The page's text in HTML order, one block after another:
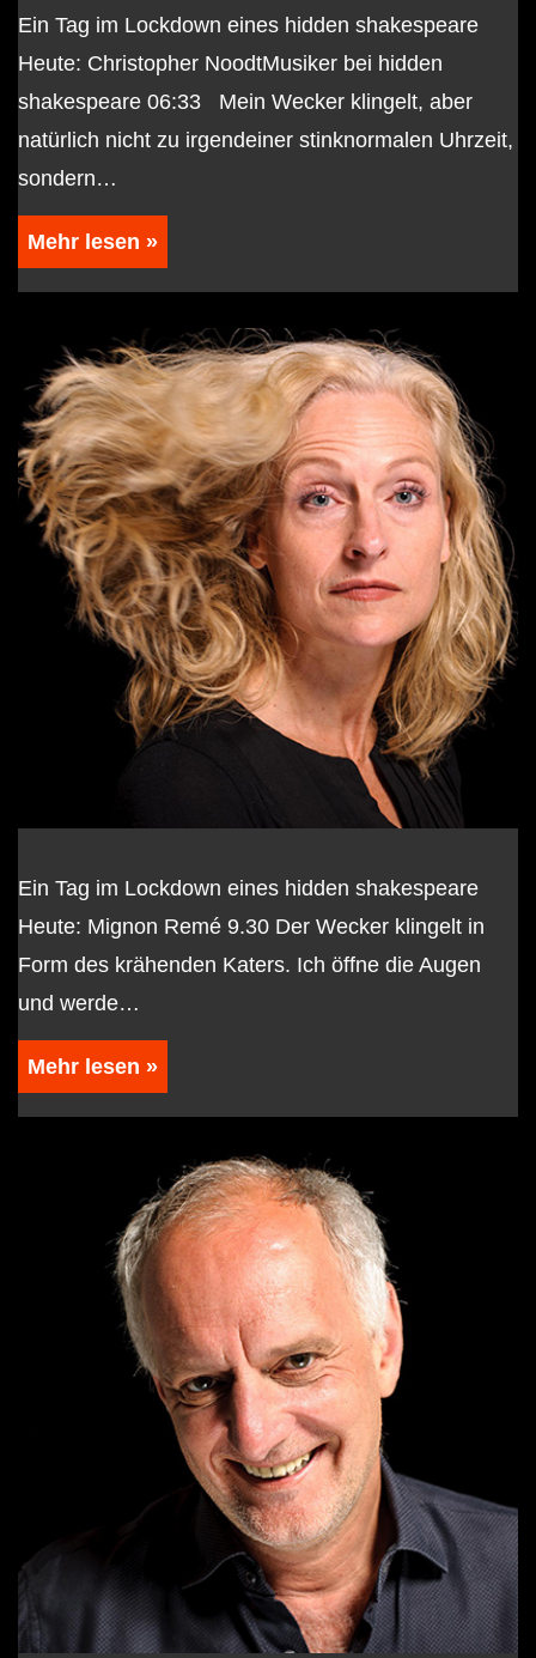
Ein Tag im Lockdown eines hidden shakespeare
Heute: Christopher NoodtMusiker bei hidden
shakespeare 06:33 Mein Wecker klingelt, aber
natürlich nicht zu irgendeiner stinknormalen Uhrzeit,
sondern…
Mehr lesen »
Ein Tag im Lockdown eines hidden shakespeare
Heute: Mignon Remé 9.30 Der Wecker klingelt in
Form des krähenden Katers. Ich öffne die Augen
und werde…
Mehr lesen »